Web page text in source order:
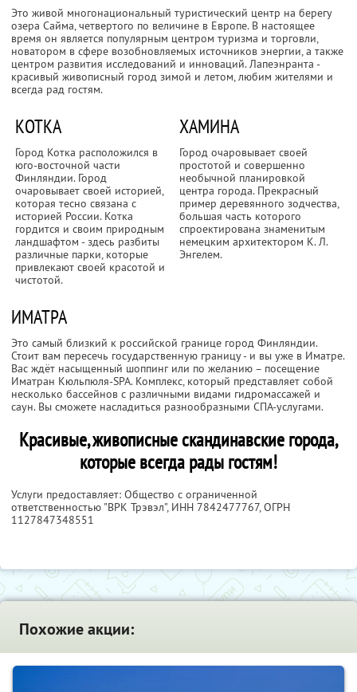
Это живой многонациональный туристический центр на берегу
озера Сайма, четвертого по величине в Европе. В настоящее
время он является популярным центром туризма и торговли,
новатором в сфере возобновляемых источников энергии, а также
центром развития исследований и инноваций. Лапеэнранта -
красивый живописный город зимой и летом, любим жителями и
всегда рад гостям.
КОТКА
Город Котка расположился в
юго-восточной части
Финляндии. Город
очаровывает своей историей,
которая тесно связана с
историей России. Котка
гордится и своим природным
ландшафтом - здесь разбиты
различные парки, которые
привлекают своей красотой и
чистотой.
ХАМИНА
Город очаровывает своей
простотой и совершенно
необычной планировкой
центра города. Прекрасный
пример деревянного зодчества,
большая часть которого
спроектирована знаменитым
немецким архитектором К. Л.
Энгелем.
ИМАТРА
Это самый близкий к российской границе город Финляндии.
Стоит вам пересечь государственную границу - и вы уже в Иматре.
Вас ждёт насыщенный шоппинг или по желанию – посещение
Иматран Кюльпюля-SPA. Комплекс, который представляет собой
несколько бассейнов с различными видами гидромассажей и
саун. Вы сможете насладиться разнообразными СПА-услугами.
Красивые, живописные скандинавские города,
которые всегда рады гостям!
Услуги предоставляет: Общество с ограниченной
ответственностью "ВРК Трэвэл", ИНН 7842477767, ОГРН
1127847348551
Похожие акции: